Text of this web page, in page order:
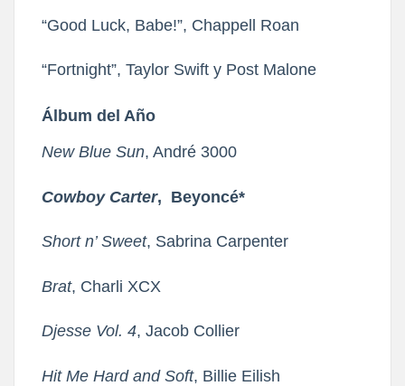
“Good Luck, Babe!”, Chappell Roan
“Fortnight”, Taylor Swift y Post Malone
Álbum del Año
New Blue Sun, André 3000
Cowboy Carter, Beyoncé*
Short n’ Sweet, Sabrina Carpenter
Brat, Charli XCX
Djesse Vol. 4, Jacob Collier
Hit Me Hard and Soft, Billie Eilish